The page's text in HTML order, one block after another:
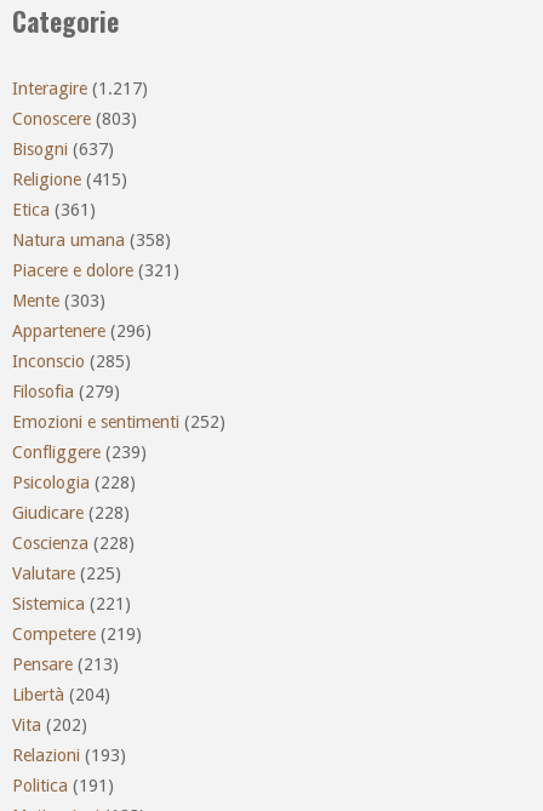
Categorie
Interagire (1.217)
Conoscere (803)
Bisogni (637)
Religione (415)
Etica (361)
Natura umana (358)
Piacere e dolore (321)
Mente (303)
Appartenere (296)
Inconscio (285)
Filosofia (279)
Emozioni e sentimenti (252)
Confliggere (239)
Psicologia (228)
Giudicare (228)
Coscienza (228)
Valutare (225)
Sistemica (221)
Competere (219)
Pensare (213)
Libertà (204)
Vita (202)
Relazioni (193)
Politica (191)